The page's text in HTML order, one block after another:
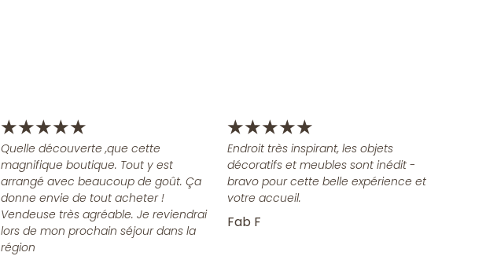
★★★★★
Quelle découverte ,que cette
magnifique boutique. Tout y est
arrangé avec beaucoup de goût. Ça
donne envie de tout acheter !
Vendeuse très agréable. Je reviendrai
lors de mon prochain séjour dans la
région
★★★★★
Endroit très inspirant, les objets
décoratifs et meubles sont inédit -
bravo pour cette belle expérience et
votre accueil.
Fab F